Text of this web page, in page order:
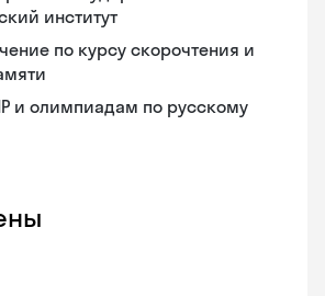
институт
по курсу скорочтения и
и олимпиадам по русскому